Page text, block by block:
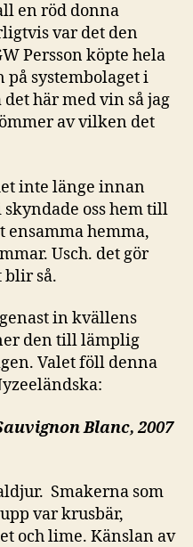
en röd donna
var det den
Persson köpte hela
på systembolaget i
här med vin så jag
av vilken det
inte länge innan
oss hem till
hemma,
Usch. det gör
blir så.
in kvällens
den till lämplig
Valet föll denna
Blanc, 2007
Smakerna som
var krusbär,
och lime. Känslan av